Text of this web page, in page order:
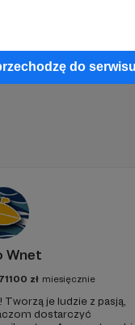
do serwisu
Wnet
zł miesięcznie
je ludzie z pasją,
dostarczyć